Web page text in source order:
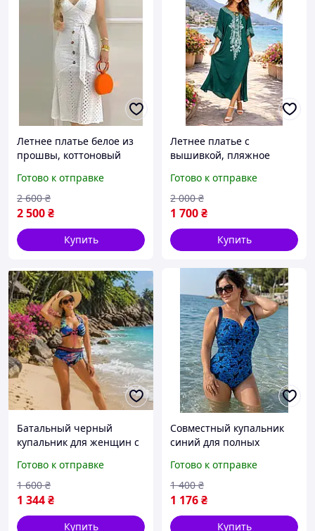
Летнее платье белое из
прошвы, коттоновый
(50) XL
Готово к отправке
2 500₴
2 600 ₴
Купить
Летнее платье с
вышивкой, пляжное
купальник,туника макси,
хлопок, размер L-2XL
Готово к отправке
1 700₴
2 000 ₴
Купить
Батальный черный
купальник для женщин с
G, размер. 6-7 XL
Готово к отправке
1 344₴
1 600 ₴
Купить
Совместный купальник
синий для полных
размер 6XL
Готово к отправке
1 176₴
1 400 ₴
Купить